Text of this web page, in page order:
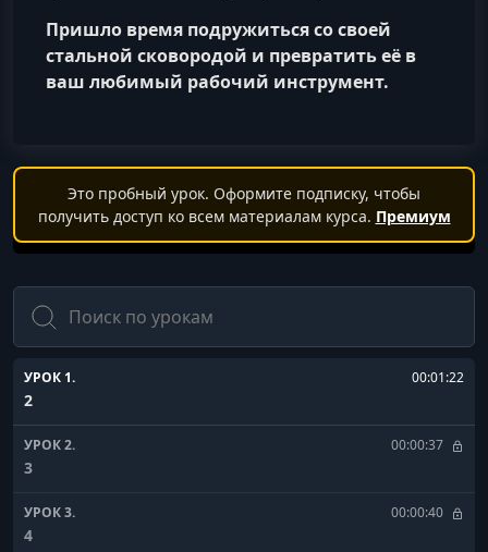
Пришло время подружиться со своей
стальной сковородой и превратить её в
ваш любимый рабочий инструмент.
Это пробный урок. Оформите подписку, чтобы
получить доступ ко всем материалам курса. Премиум
Поиск
УРОК 1. 00:01:22
2
УРОК 2. 00:00:37
3
УРОК 3. 00:00:40
4